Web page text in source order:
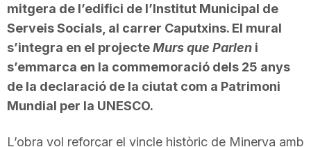
mitgera de l’edifici de l’Institut Municipal de
Serveis Socials, al carrer Caputxins. El mural
s’integra en el projecteMurs que Parlen i
s’emmarca en la commemoració dels 25 anys
de la declaració de la ciutat com a Patrimoni
Mundial per la UNESCO.
L’obra vol reforçar el vincle històric de Minerva amb